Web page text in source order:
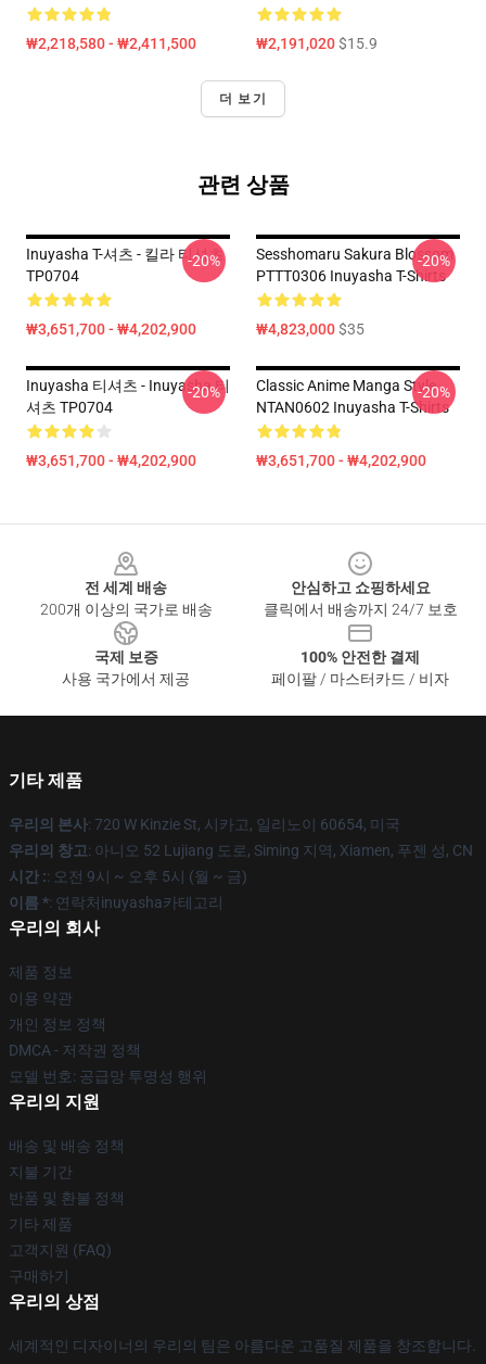
₩2,218,580 - ₩2,411,500 ₩2,191,020$15.9
더 보기
관련 상품
Inuyasha T-셔츠 - 킬라 티셔츠
TP0704
₩3,651,700 - ₩4,202,900
-20%
Sesshomaru Sakura Blossom
PTTT0306 Inuyasha T-Shirts
₩4,823,000$35
-20%
Inuyasha 티셔츠 - Inuyasha 티
셔츠 TP0704
₩3,651,700 - ₩4,202,900
-20%
Classic Anime Manga Style
NTAN0602 Inuyasha T-Shirts
₩3,651,700 - ₩4,202,900
-20%
전 세계 배송
200개 이상의 국가로 배송
안심하고 쇼핑하세요
클릭에서 배송까지 24/7 보호
국제 보증
사용 국가에서 제공
100% 안전한 결제
페이팔 / 마스터카드 / 비자
기타 제품
우리의 본사: 720 W Kinzie St, 시카고, 일리노이 60654, 미국
우리의 창고: 아니오 52 Lujiang 도로, Siming 지역, Xiamen, 푸젠 성, CN
시간 :: 오전 9시 ~ 오후 5시 (월 ~ 금)
이름 *: 연락처inuyasha카테고리
우리의 회사
제품 정보
이용 약관
개인 정보 정책
DMCA - 저작권 정책
모델 번호: 공급망 투명성 행위
우리의 지원
배송 및 배송 정책
지불 기간
반품 및 환불 정책
기타 제품
고객지원 (FAQ)
구매하기
우리의 상점
세계적인 디자이너의 우리의 팀은 아름다운 고품질 제품을 창조합니다.